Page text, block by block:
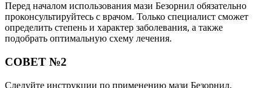
Перед началом использования мази Безорнил обязательно
проконсультируйтесь с врачом. Только специалист сможет
определить степень и характер заболевания, а также
подобрать оптимальную схему лечения.
СОВЕТ №2
Следуйте инструкции по применению мази Безорнил.